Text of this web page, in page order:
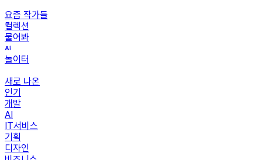
요즘 작가들
컬렉션
물어봐
놀이터
새로 나온
인기
개발
AI
IT서비스
기획
디자인